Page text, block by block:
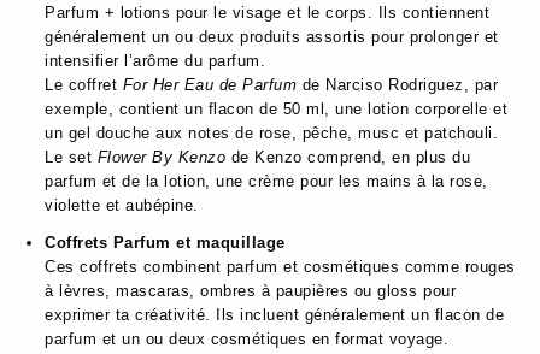
Parfum + lotions pour le visage et le corps. Ils contiennent
généralement un ou deux produits assortis pour prolonger et
intensifier l’arôme du parfum.
Le coffret For Her Eau de Parfum de Narciso Rodriguez, par
exemple, contient un flacon de 50 ml, une lotion corporelle et
un gel douche aux notes de rose, pêche, musc et patchouli.
Le set Flower By Kenzo de Kenzo comprend, en plus du
parfum et de la lotion, une crème pour les mains à la rose,
violette et aubépine.
Coffrets Parfum et maquillage
Ces coffrets combinent parfum et cosmétiques comme rouges
à lèvres, mascaras, ombres à paupières ou gloss pour
exprimer ta créativité. Ils incluent généralement un flacon de
parfum et un ou deux cosmétiques en format voyage.